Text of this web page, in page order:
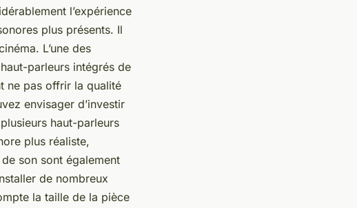
l’expérience
plus présents. Il
L’une des
parleurs intégrés de
ne pas offrir la qualité
envisager d’investir
haut-parleurs
plus réaliste,
son sont également
de nombreux
la taille de la pièce